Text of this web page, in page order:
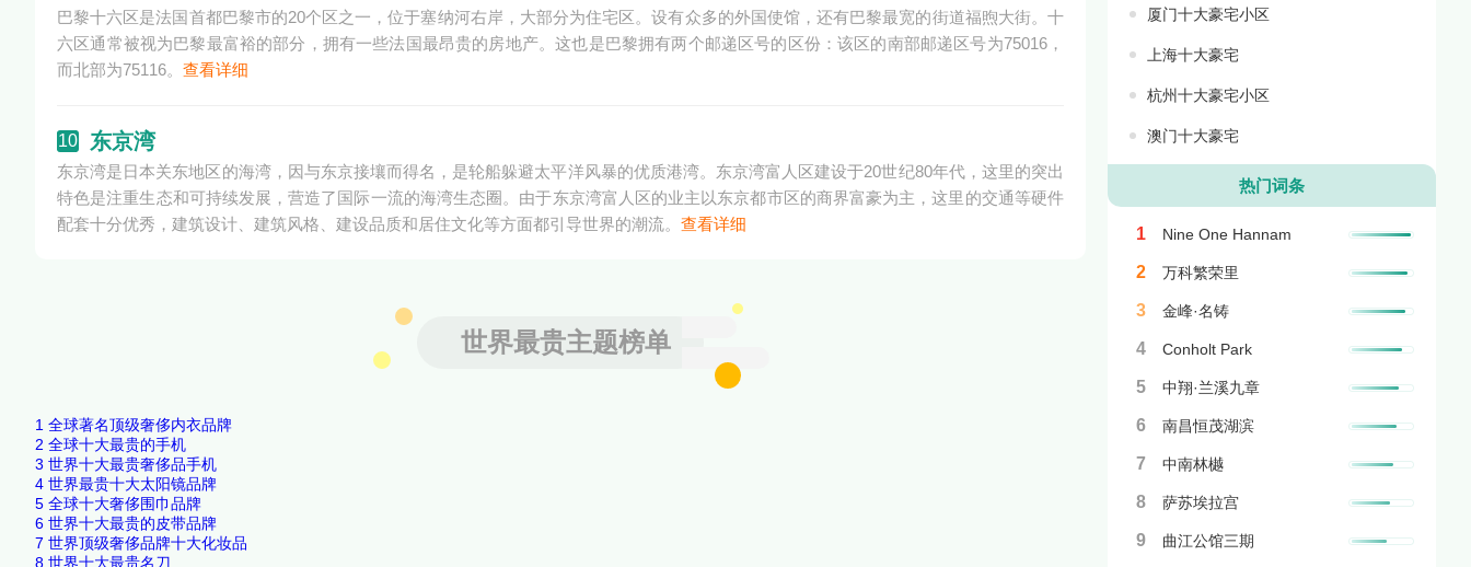
巴黎十六区是法国首都巴黎市的20个区之一，位于塞纳河右岸，大部分为住宅区。设有众多的外国使馆，还有巴黎最宽的街道福煦大街。十
六区通常被视为巴黎最富裕的部分，拥有一些法国最昂贵的房地产。这也是巴黎拥有两个邮递区号的区份：该区的南部邮递区号为75016，
而北部为75116。 查看详细
10 东京湾
东京湾是日本关东地区的海湾，因与东京接壤而得名，是轮船躲避太平洋风暴的优质港湾。东京湾富人区建设于20世纪80年代，这里的突出
特色是注重生态和可持续发展，营造了国际一流的海湾生态圈。由于东京湾富人区的业主以东京都市区的商界富豪为主，这里的交通等硬件
配套十分优秀，建筑设计、建筑风格、建设品质和居住文化等方面都引导世界的潮流。 查看详细
世界最贵主题榜单
1 全球著名顶级奢侈内衣品牌
2 全球十大最贵的手机
3 世界十大最贵奢侈品手机
4 世界最贵十大太阳镜品牌
5 全球十大奢侈围巾品牌
6 世界十大最贵的皮带品牌
7 世界顶级奢侈品牌十大化妆品
8 世界十大最贵名刀
厦门十大豪宅小区
上海十大豪宅
杭州十大豪宅小区
澳门十大豪宅
热门词条
1 Nine One Hannam
2 万科繁荣里
3 金峰·名铸
4 Conholt Park
5 中翔·兰溪九章
6 南昌恒茂湖滨
7 中南林樾
8 萨苏埃拉宫
9 曲江公馆三期